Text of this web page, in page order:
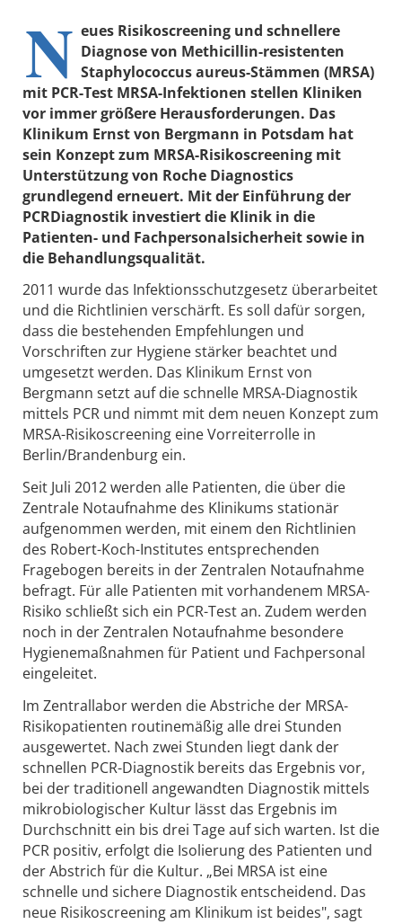
N eues Risikoscreening und schnellere
Diagnose von Methicillin-resistenten
Staphylococcus aureus-Stämmen (MRSA)
mit PCR-Test MRSA-Infektionen stellen Kliniken
vor immer größere Herausforderungen. Das
Klinikum Ernst von Bergmann in Potsdam hat
sein Konzept zum MRSA-Risikoscreening mit
Unterstützung von Roche Diagnostics
grundlegend erneuert. Mit der Einführung der
PCRDiagnostik investiert die Klinik in die
Patienten- und Fachpersonalsicherheit sowie in
die Behandlungsqualität.
2011 wurde das Infektionsschutzgesetz überarbeitet
und die Richtlinien verschärft. Es soll dafür sorgen,
dass die bestehenden Empfehlungen und
Vorschriften zur Hygiene stärker beachtet und
umgesetzt werden. Das Klinikum Ernst von
Bergmann setzt auf die schnelle MRSA-Diagnostik
mittels PCR und nimmt mit dem neuen Konzept zum
MRSA-Risikoscreening eine Vorreiterrolle in
Berlin/Brandenburg ein.
Seit Juli 2012 werden alle Patienten, die über die
Zentrale Notaufnahme des Klinikums stationär
aufgenommen werden, mit einem den Richtlinien
des Robert-Koch-Institutes entsprechenden
Fragebogen bereits in der Zentralen Notaufnahme
befragt. Für alle Patienten mit vorhandenem MRSA-
Risiko schließt sich ein PCR-Test an. Zudem werden
noch in der Zentralen Notaufnahme besondere
Hygienemaßnahmen für Patient und Fachpersonal
eingeleitet.
Im Zentrallabor werden die Abstriche der MRSA-
Risikopatienten routinemäßig alle drei Stunden
ausgewertet. Nach zwei Stunden liegt dank der
schnellen PCR-Diagnostik bereits das Ergebnis vor,
bei der traditionell angewandten Diagnostik mittels
mikrobiologischer Kultur lässt das Ergebnis im
Durchschnitt ein bis drei Tage auf sich warten. Ist die
PCR positiv, erfolgt die Isolierung des Patienten und
der Abstrich für die Kultur. „Bei MRSA ist eine
schnelle und sichere Diagnostik entscheidend. Das
neue Risikoscreening am Klinikum ist beides", sagt